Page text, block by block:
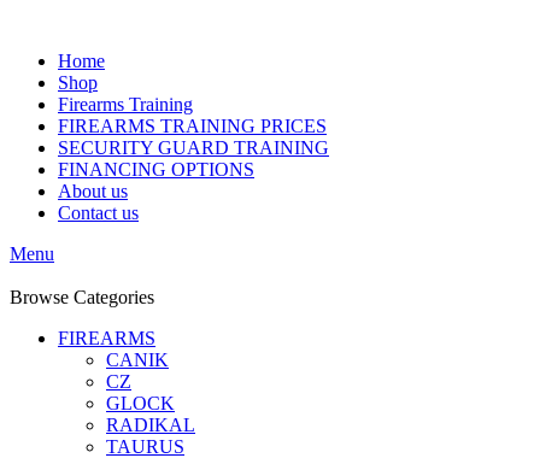
Home
Shop
Firearms Training
FIREARMS TRAINING PRICES
SECURITY GUARD TRAINING
FINANCING OPTIONS
About us
Contact us
Menu
Browse Categories
FIREARMS
CANIK
CZ
GLOCK
RADIKAL
TAURUS